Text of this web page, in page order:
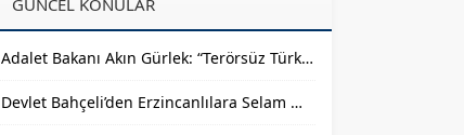
DOLAR
54,9747
GÜNCEL KONULAR
Adalet Bakanı Akın Gürlek: “Terörsüz Türkiye 86 Milyonun Ortak Hedefidir”
Devlet Bahçeli’den Erzincanlılara Selam Mesajı